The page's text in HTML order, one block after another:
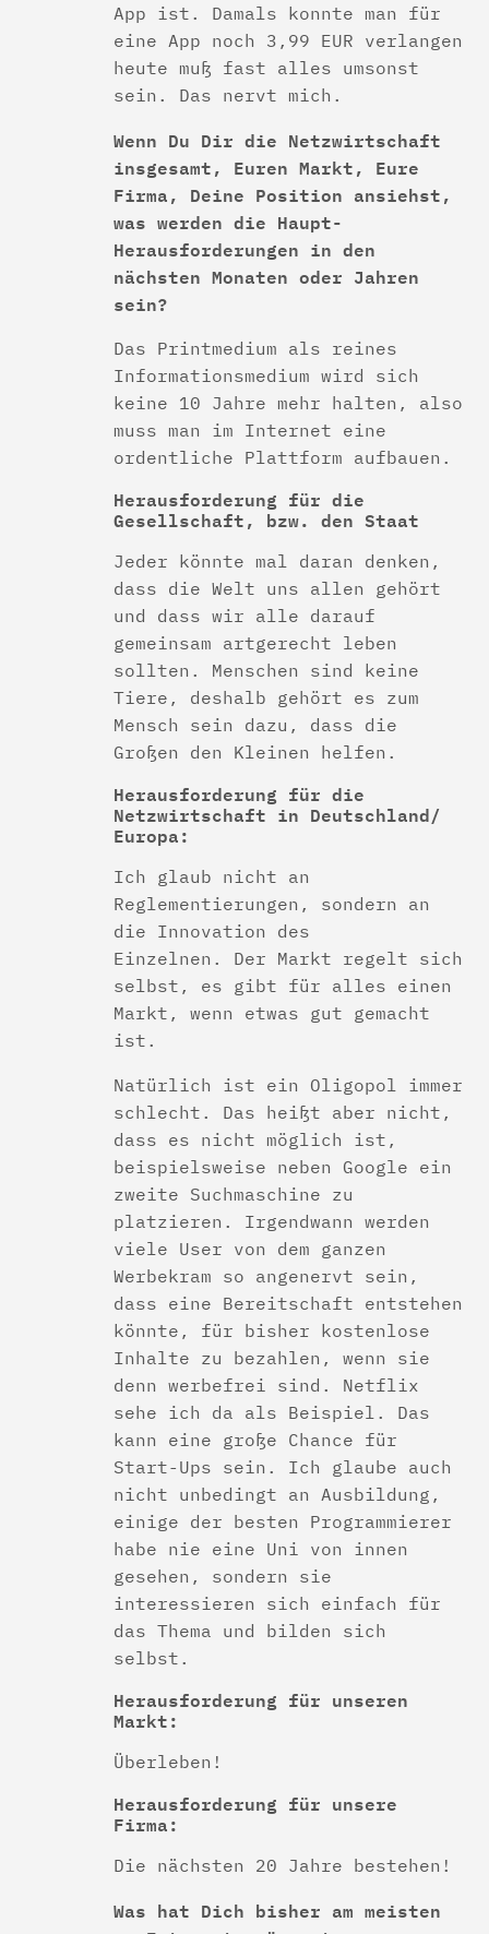
App ist. Damals konnte man für
eine App noch 3,99 EUR verlangen
heute muß fast alles umsonst
sein. Das nervt mich.
Wenn Du Dir die Netzwirtschaft
insgesamt, Euren Markt, Eure
Firma, Deine Position ansiehst,
was werden die Haupt-
Herausforderungen in den
nächsten Monaten oder Jahren
sein?
Das Printmedium als reines
Informationsmedium wird sich
keine 10 Jahre mehr halten, also
muss man im Internet eine
ordentliche Plattform aufbauen.
Herausforderung für die
Gesellschaft, bzw. den Staat
Jeder könnte mal daran denken,
dass die Welt uns allen gehört
und dass wir alle darauf
gemeinsam artgerecht leben
sollten. Menschen sind keine
Tiere, deshalb gehört es zum
Mensch sein dazu, dass die
Großen den Kleinen helfen.
Herausforderung für die
Netzwirtschaft in Deutschland/
Europa:
Ich glaub nicht an
Reglementierungen, sondern an
die Innovation des
Einzelnen. Der Markt regelt sich
selbst, es gibt für alles einen
Markt, wenn etwas gut gemacht
ist.
Natürlich ist ein Oligopol immer
schlecht. Das heißt aber nicht,
dass es nicht möglich ist,
beispielsweise neben Google ein
zweite Suchmaschine zu
platzieren. Irgendwann werden
viele User von dem ganzen
Werbekram so angenervt sein,
dass eine Bereitschaft entstehen
könnte, für bisher kostenlose
Inhalte zu bezahlen, wenn sie
denn werbefrei sind. Netflix
sehe ich da als Beispiel. Das
kann eine große Chance für
Start-Ups sein. Ich glaube auch
nicht unbedingt an Ausbildung,
einige der besten Programmierer
habe nie eine Uni von innen
gesehen, sondern sie
interessieren sich einfach für
das Thema und bilden sich
selbst.
Herausforderung für unseren
Markt:
Überleben!
Herausforderung für unsere
Firma:
Die nächsten 20 Jahre bestehen!
Was hat Dich bisher am meisten